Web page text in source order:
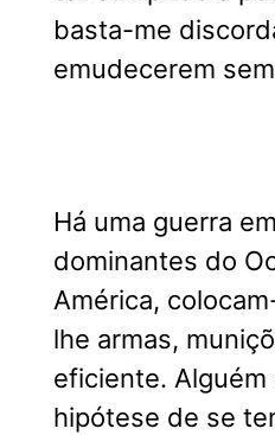
basta-me
emudecerem
Há uma guerra
dominantes do
América,
lhe armas,
eficiente. Alguém
hipótese de se